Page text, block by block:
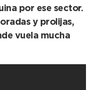
por ese sector.
y prolijas,
vuela mucha